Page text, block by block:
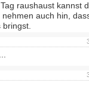
raushaust kannst
auch hin,